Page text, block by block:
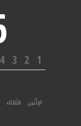
1
2
3
4
الإثْنَين الثَلاثاء